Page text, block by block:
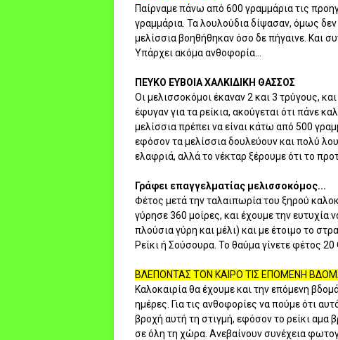
Παίρναμε πάνω από 600 γραμμάρια τις
γραμμάρια. Τα λουλούδια δίψασαν, όμως
μελίσσια βοηθήθηκαν όσο δε πήγαινε. Και
Υπάρχει ακόμα ανθοφορία...
ΠΕΥΚΟ ΕΥΒΟΙΑ ΧΑΛΚΙΔΙΚΗ ΘΑΣΣΟΣ
Οι μελισσοκόμοι έκαναν 2 και 3 τρύγους,
έφυγαν για τα ρείκια, ακούγεται ότι πάνε
μελίσσια πρέπει να είναι κάτω από 500
εφόσον τα μελίσσια δουλεύουν και πολύ
ελαφριά, αλλά το νέκταρ ξέρουμε ότι το
Γράφει επαγγελματίας μελισσοκόμος...
Φέτος μετά την ταλαιπωρία του ξηρού
γύρησε 360 μοίρες, και έχουμε την
πλούσια γύρη και μέλι) και με έτοιμο το
Ρείκι ή Σούσουρα. Το θαύμα γίνετε φέτος
ΒΛΕΠΟΝΤΑΣ ΤΟΝ ΚΑΙΡΟ ΤΙΣ ΕΠΟΜΕΝΗ
Καλοκαιρία θα έχουμε και την επόμενη
ημέρες. Για τις ανθοφορίες να πούμε ότι
βροχή αυτή τη στιγμή, εφόσον το ρείκι αμα
σε όλη τη χώρα. Ανεβαίνουν συνέχεια